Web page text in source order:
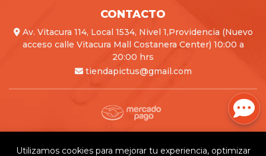
CONTACTO
Av. Vitacura 114, Local 1534, Nivel 1,Providencia (Nuevo
acceso calle Vitacura Mall Costanera Center) 10:00 a
20:00 hrs
tiendapictus@gmail.com
Creado porBsale
Utilizamos cookies para mejorar tu experiencia, optimizar